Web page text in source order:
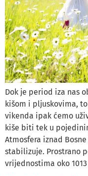
Dok je period iza nas
kišom i pljuskovima,
vikenda ipak ćemo
kiše biti tek u
Atmosfera iznad
stabilizuje. Prostrano
vrijednostima oko